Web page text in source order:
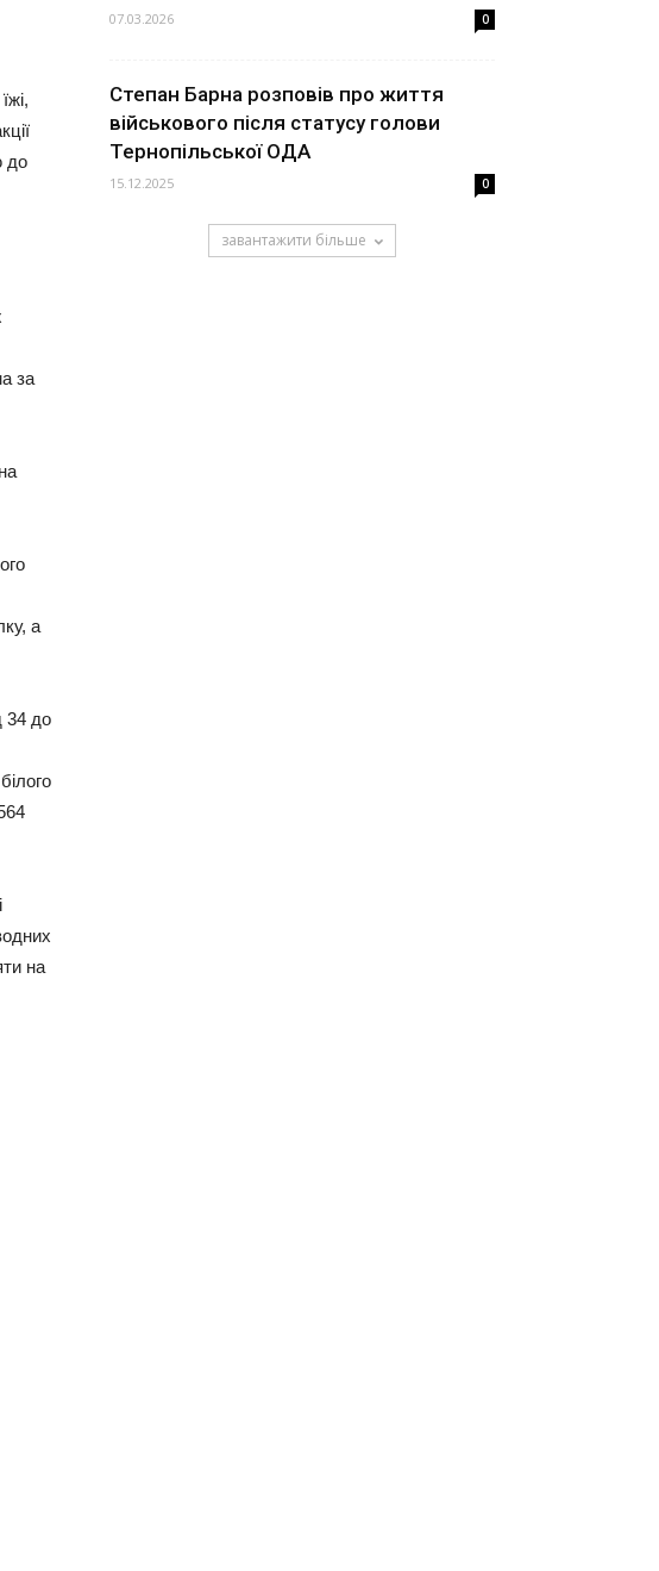
до
за
а
34 до
на
07.03.2026 0
Степан Барна розповів про життя
військового після статусу голови
Тернопільської ОДА
15.12.2025 0
завантажити більше